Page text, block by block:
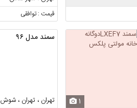
قیمت : توافقی
1
سمند مدل ۹۶
تهران ، تهران ، شوش